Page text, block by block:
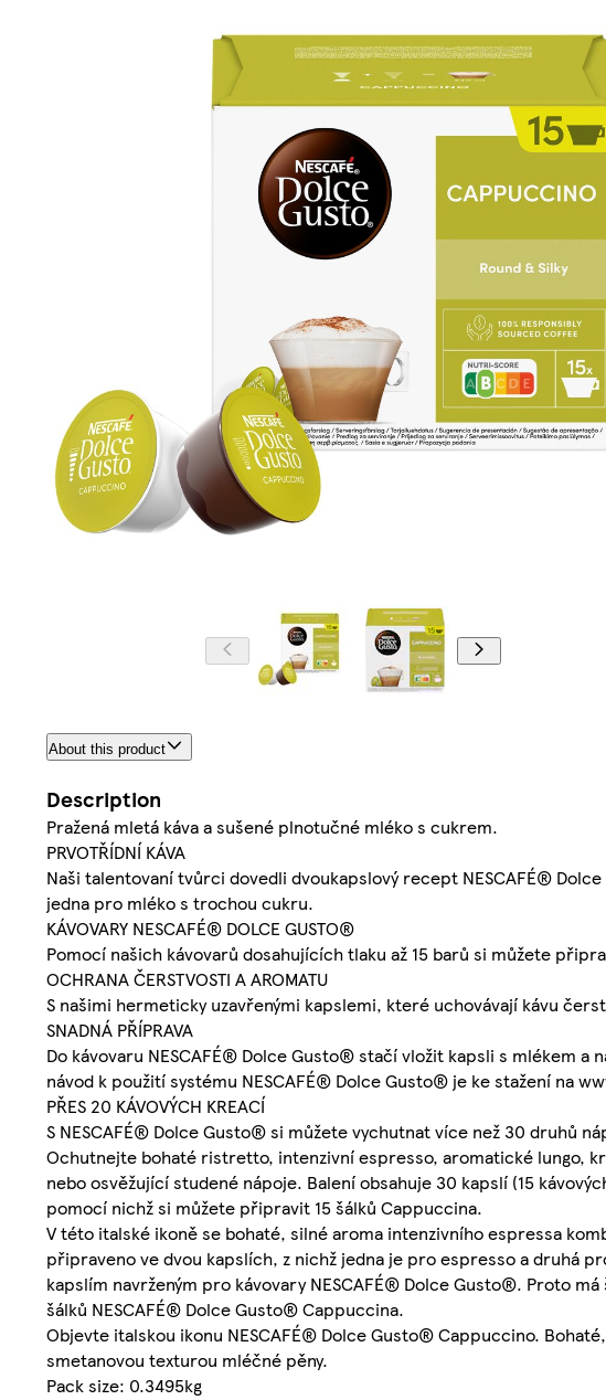
About this product
Description
Pražená mletá káva a sušené plnotučné mléko s cukrem.
PRVOTŘÍDNÍ KÁVA
Naši talentovaní tvůrci dovedli dvoukapslový recept NESCAFÉ®
jedna pro mléko s trochou cukru.
KÁVOVARY NESCAFÉ® DOLCE GUSTO®
Pomocí našich kávovarů dosahujících tlaku až 15 barů si můžete
OCHRANA ČERSTVOSTI A AROMATU
S našimi hermeticky uzavřenými kapslemi, které uchovávají kávu
SNADNÁ PŘÍPRAVA
Do kávovaru NESCAFÉ® Dolce Gusto® stačí vložit kapsli s mlékem a
návod k použití systému NESCAFÉ® Dolce Gusto® je ke stažení na
PŘES 20 KÁVOVÝCH KREACÍ
S NESCAFÉ® Dolce Gusto® si můžete vychutnat více než 30 druhů
Ochutnejte bohaté ristretto, intenzivní espresso, aromatické lungo,
nebo osvěžující studené nápoje. Balení obsahuje 30 kapslí (15
pomocí nichž si můžete připravit 15 šálků Cappuccina.
V této italské ikoně se bohaté, silné aroma intenzivního espressa
připraveno ve dvou kapslích, z nichž jedna je pro espresso a druhá
kapslím navrženým pro kávovary NESCAFÉ® Dolce Gusto®. Proto
šálků NESCAFÉ® Dolce Gusto® Cappuccina.
Objevte italskou ikonu NESCAFÉ® Dolce Gusto® Cappuccino.
smetanovou texturou mléčné pěny.
Pack size: 0.3495kg